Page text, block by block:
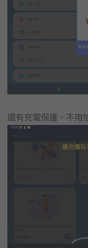
還有充電保護，不用